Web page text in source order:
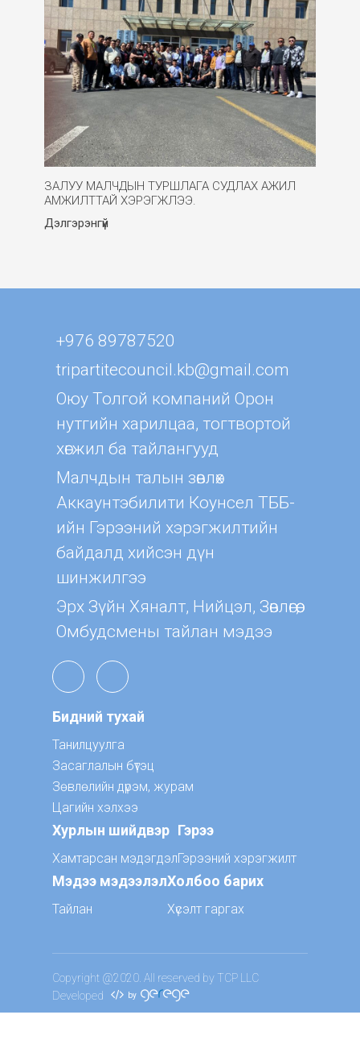
ЗАЛУУ МАЛЧДЫН ТУРШЛАГА СУДЛАХ АЖИЛ
АМЖИЛТТАЙ ХЭРЭГЖЛЭЭ.
Дэлгэрэнгүй
+976 89787520
tripartitecouncil.kb@gmail.com
Оюу Толгой компаний Орон
нутгийн харилцаа, тогтвортой
хөгжил ба тайлангууд
Малчдын талын зөвлөх
Aккаунтэбилити Коунсел ТББ-
ийн Гэрээний хэрэгжилтийн
байдалд хийсэн дүн
шинжилгээ
Эрх Зүйн Хяналт, Нийцэл, Зөвлөгөө,
Омбудсмены тайлан мэдээ
Бидний тухай
Танилцуулга
Засаглалын бүтэц
Зөвлөлийн дүрэм, журам
Цагийн хэлхээ
Хурлын шийдвэр
Хамтарсан мэдэгдэл
Гэрээ
Гэрээний хэрэгжилт
Мэдээ мэдээлэл
Тайлан
Холбоо барих
Хүсэлт гаргах
Copyright @2020. All reserved by TCP LLC
Developed
by